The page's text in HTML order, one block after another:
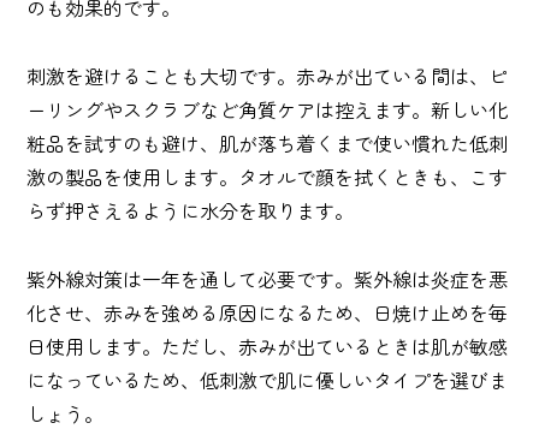
のも効果的です。
刺激を避けることも大切です。赤みが出ている間は、ピ
ーリングやスクラブなど角質ケアは控えます。新しい化
粧品を試すのも避け、肌が落ち着くまで使い慣れた低刺
激の製品を使用します。タオルで顔を拭くときも、こす
らず押さえるように水分を取ります。
紫外線対策は一年を通して必要です。紫外線は炎症を悪
化させ、赤みを強める原因になるため、日焼け止めを毎
日使用します。ただし、赤みが出ているときは肌が敏感
になっているため、低刺激で肌に優しいタイプを選びま
しょう。